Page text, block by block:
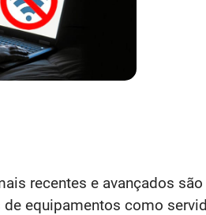
recentes e avançados
equipamentos como